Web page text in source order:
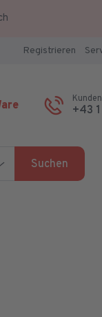
Registrieren
+43
Suchen